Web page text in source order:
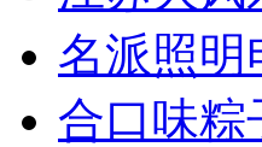
名派照明
合口味粽